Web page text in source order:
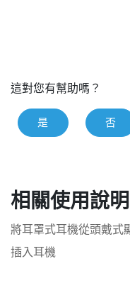
這對您有幫助嗎？
是 否
相關使用說明
將耳罩式耳機從頭戴式
插入耳機